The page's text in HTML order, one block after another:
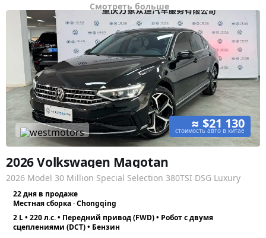
Смотреть больше
≈ $21 130
стоимость авто в китае
2026 Volkswagen Magotan
2026 Model 30 Million Special Selection 380TSI DSG Luxury
22 дня в продаже
Местная сборка · Chongqing
2 L • 220 л.с. • Передний привод (FWD) • Робот с двумя
сцеплениями (DCT) • Бензин